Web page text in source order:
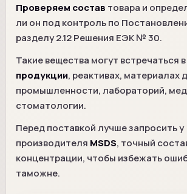
Проверяем состав товара и
ли он под контроль по
разделу 2.12 Решения ЕЭК № 30.
Такие вещества могут встречаться в
продукции, реактивах, материалах
промышленности, лабораторий,
стоматологии.
Перед поставкой лучше запросить у
производителя MSDS, точный
концентрации, чтобы избежать
таможне.